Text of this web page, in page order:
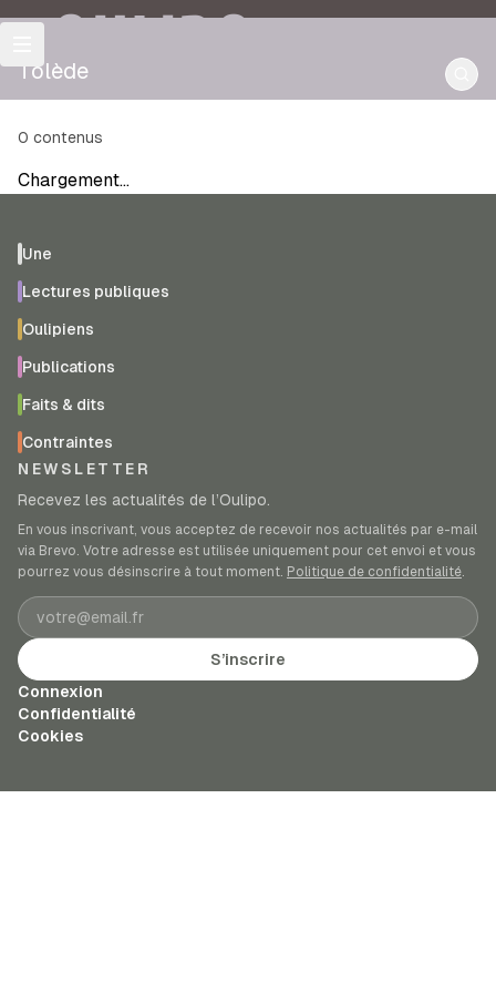
OULIPO
Tolède
0 contenus
Chargement…
Une
Lectures publiques
Oulipiens
Publications
Faits & dits
Contraintes
NEWSLETTER
Recevez les actualités de l’Oulipo.
En vous inscrivant, vous acceptez de recevoir nos actualités par e-mail
via Brevo. Votre adresse est utilisée uniquement pour cet envoi et vous
pourrez vous désinscrire à tout moment. Politique de confidentialité.
Adresse e-mail
S’inscrire
Connexion
Confidentialité
Cookies